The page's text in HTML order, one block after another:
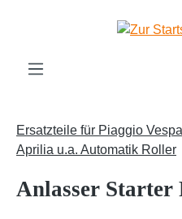
Zum Hauptinhalt springen
Ersatzteile für Piaggio
Aprilia u.a. Automatik Roller
Anlasser Starter